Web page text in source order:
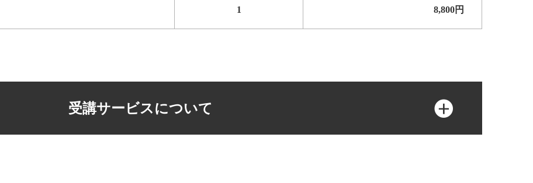
1 8,800円
受講サービスについて